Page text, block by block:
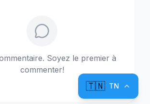
Soyez le premier à
commenter!
🇹🇳 TN